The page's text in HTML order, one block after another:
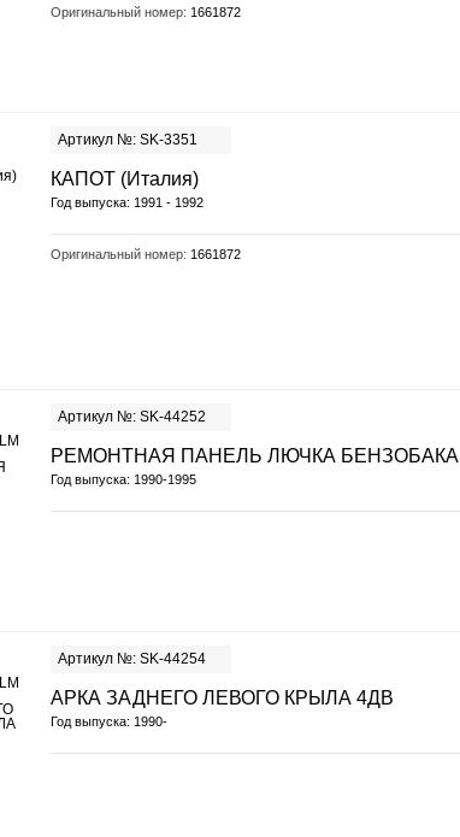
Оригинальный номер: 1661872
Артикул №: SK-3351
КАПОТ (Италия)
Год выпуска: 1991 - 1992
Оригинальный номер: 1661872
Артикул №: SK-44252
РЕМОНТНАЯ ПАНЕЛЬ ЛЮЧКА БЕНЗОБАКА
Год выпуска: 1990-1995
Артикул №: SK-44254
АРКА ЗАДНЕГО ЛЕВОГО КРЫЛА 4ДВ
Год выпуска: 1990-